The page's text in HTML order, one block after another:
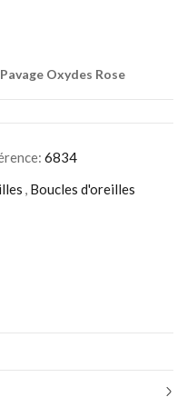
Oxydes Rose
6834
, Boucles d'oreilles